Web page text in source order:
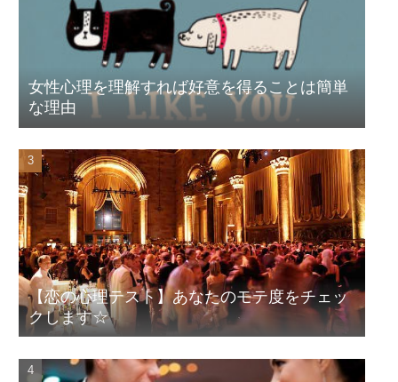
女性心理を理解すれば好意を得ることは簡単
な理由
【恋の心理テスト】あなたのモテ度をチェッ
クします☆